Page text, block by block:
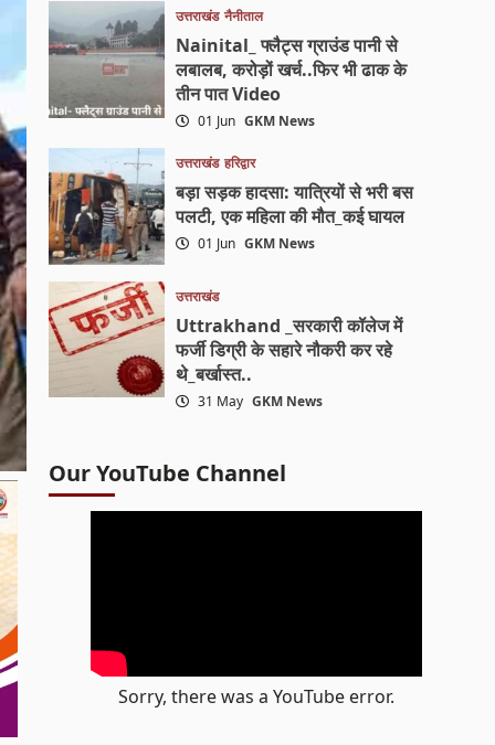
उत्तराखंड नैनीताल
Nainital_ फ्लैट्स ग्राउंड पानी से
लबालब, करोड़ों खर्च..फिर भी ढाक के
तीन पात Video
01 Jun GKM News
उत्तराखंड हरिद्वार
बड़ा सड़क हादसा: यात्रियों से भरी बस
पलटी, एक महिला की मौत_कई घायल
01 Jun GKM News
उत्तराखंड
Uttrakhand _सरकारी कॉलेज में
फर्जी डिग्री के सहारे नौकरी कर रहे
थे_बर्खास्त..
31 May GKM News
Our YouTube Channel
Sorry, there was a YouTube error.